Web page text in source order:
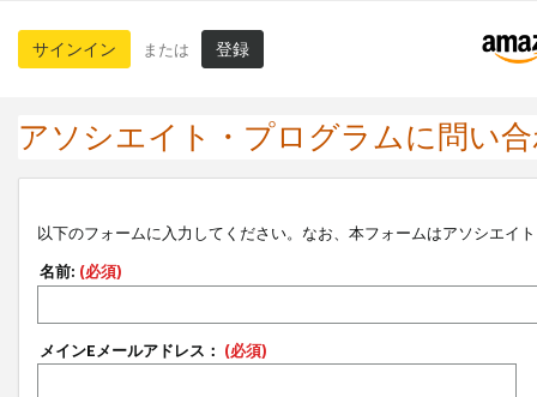
サインイン または 登録
アソシエイト・プログラムに問い
以下のフォームに入力してください。なお、本フォームはアソシエイ
名前: (必須)
メインEメールアドレス： (必須)